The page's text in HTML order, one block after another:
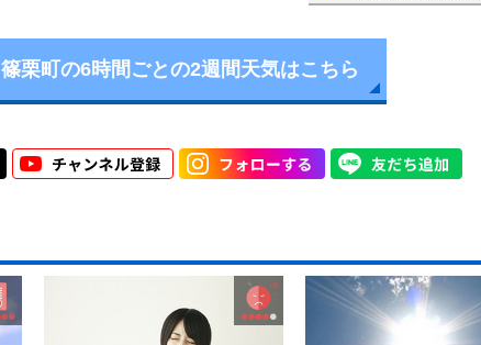
篠栗町の6時間ごとの2週間天気はこちら